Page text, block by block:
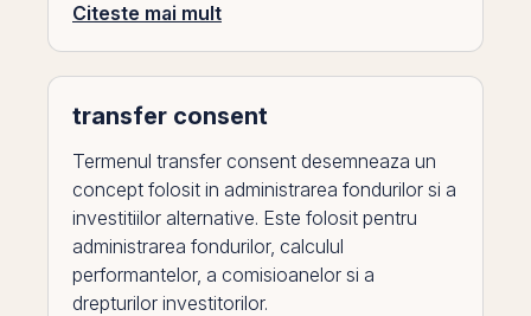
Citeste mai mult
transfer consent
Termenul transfer consent desemneaza un
concept folosit in administrarea fondurilor si a
investitiilor alternative. Este folosit pentru
administrarea fondurilor, calculul
performantelor, a comisioanelor si a
drepturilor investitorilor.